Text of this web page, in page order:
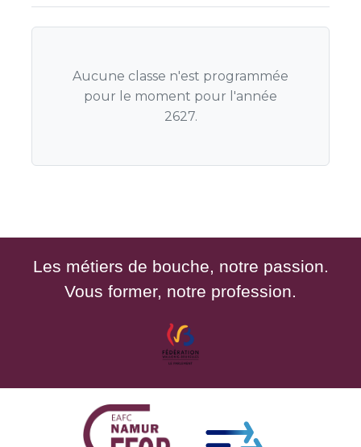
Aucune classe n'est programmée
pour le moment pour l'année
2627.
Les métiers de bouche, notre passion.
Vous former, notre profession.